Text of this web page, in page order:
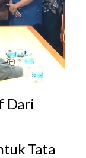
Dari
Tata